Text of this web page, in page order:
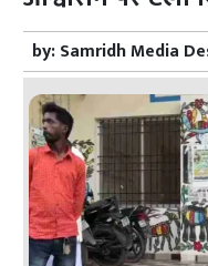
by:Samridh Media